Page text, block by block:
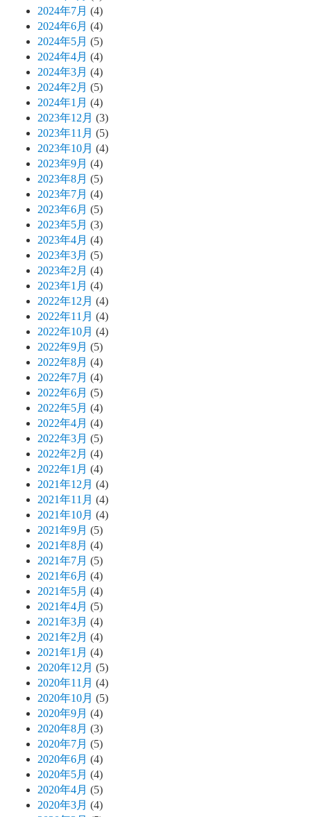
2024年7月 (4)
2024年6月 (4)
2024年5月 (5)
2024年4月 (4)
2024年3月 (4)
2024年2月 (5)
2024年1月 (4)
2023年12月 (3)
2023年11月 (5)
2023年10月 (4)
2023年9月 (4)
2023年8月 (5)
2023年7月 (4)
2023年6月 (5)
2023年5月 (3)
2023年4月 (4)
2023年3月 (5)
2023年2月 (4)
2023年1月 (4)
2022年12月 (4)
2022年11月 (4)
2022年10月 (4)
2022年9月 (5)
2022年8月 (4)
2022年7月 (4)
2022年6月 (5)
2022年5月 (4)
2022年4月 (4)
2022年3月 (5)
2022年2月 (4)
2022年1月 (4)
2021年12月 (4)
2021年11月 (4)
2021年10月 (4)
2021年9月 (5)
2021年8月 (4)
2021年7月 (5)
2021年6月 (4)
2021年5月 (4)
2021年4月 (5)
2021年3月 (4)
2021年2月 (4)
2021年1月 (4)
2020年12月 (5)
2020年11月 (4)
2020年10月 (5)
2020年9月 (4)
2020年8月 (3)
2020年7月 (5)
2020年6月 (4)
2020年5月 (4)
2020年4月 (5)
2020年3月 (4)